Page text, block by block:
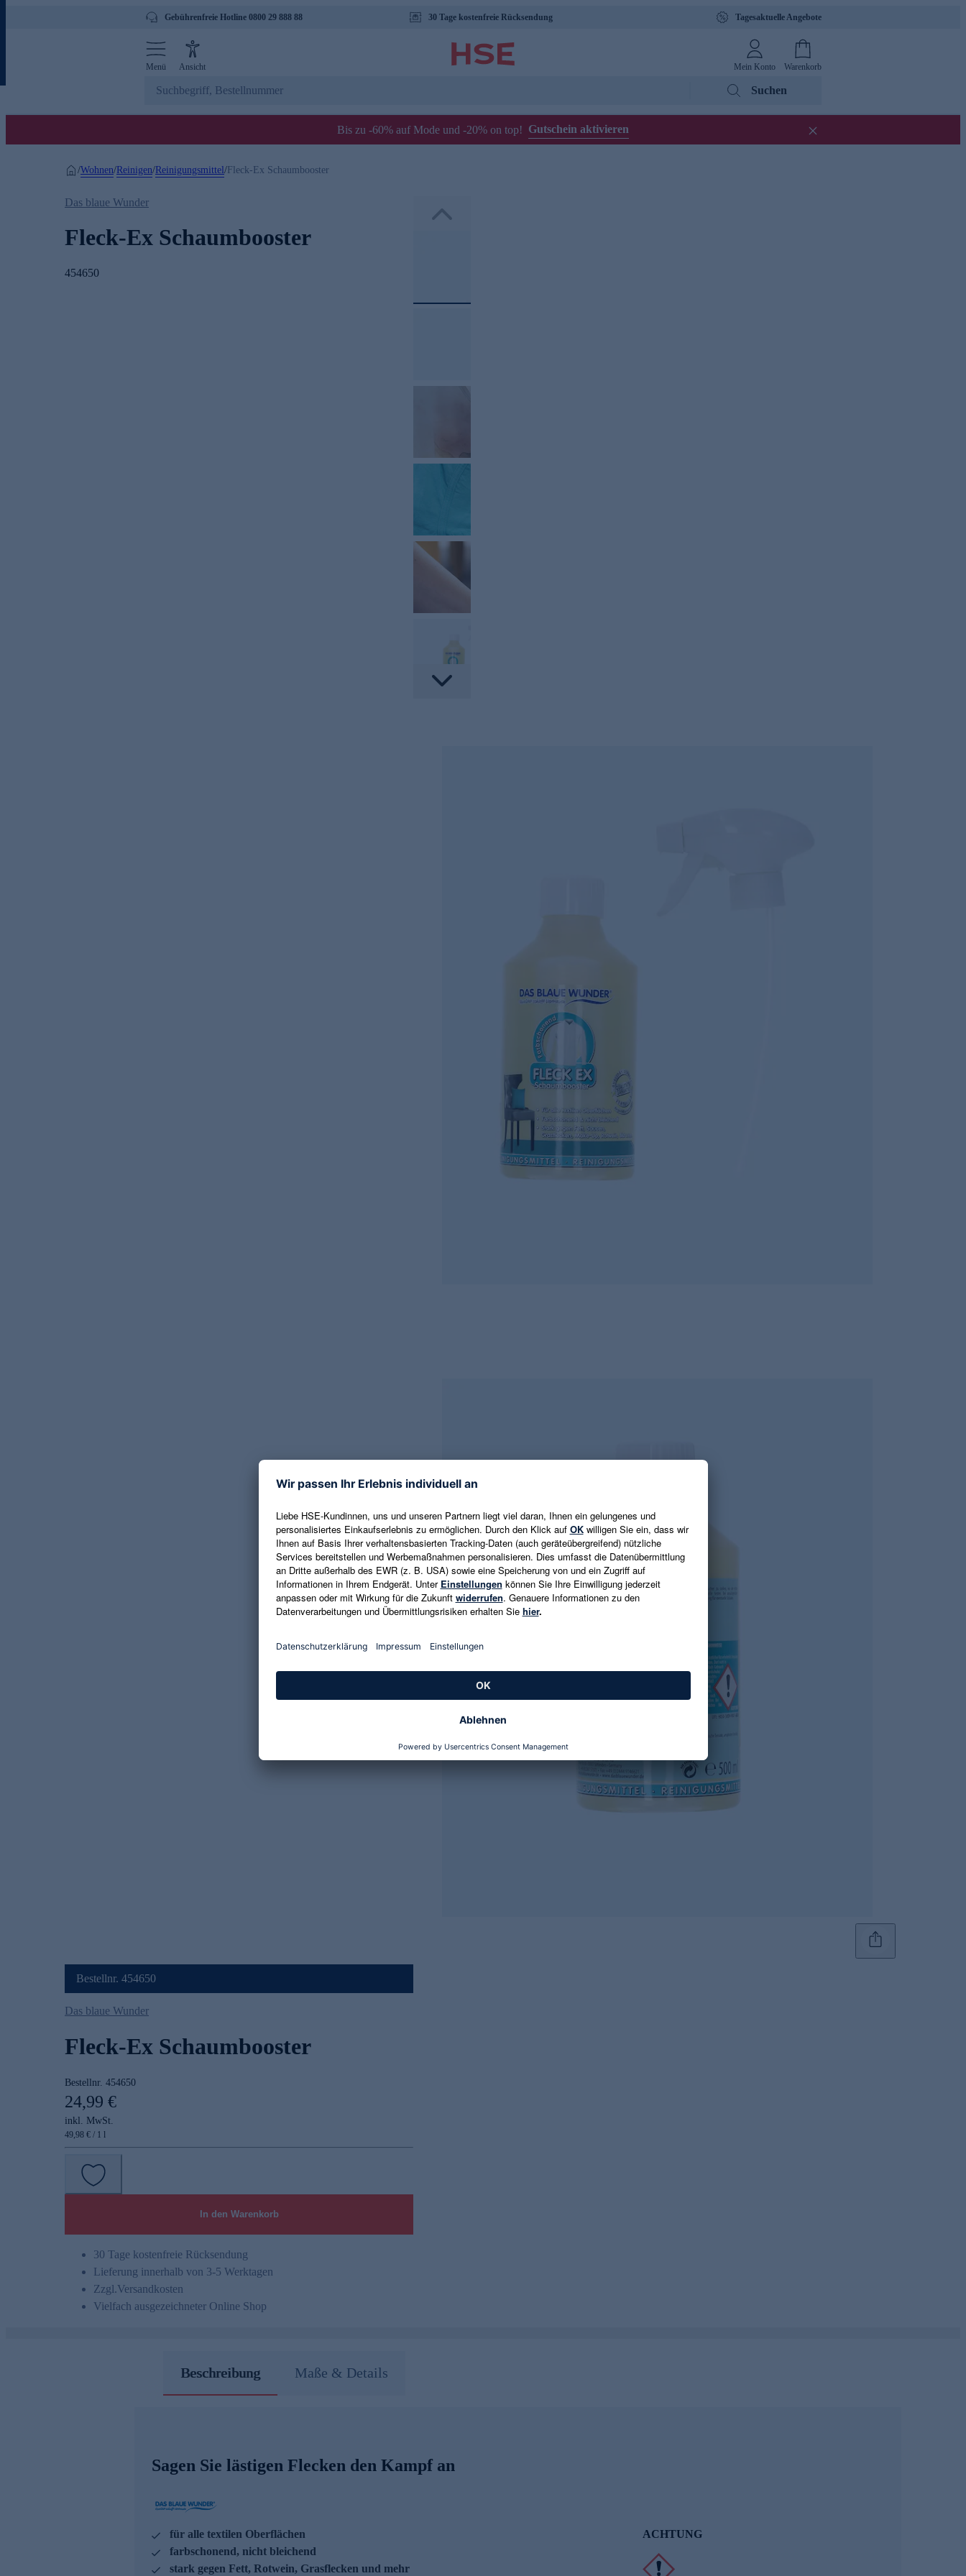
Gebührenfreie Hotline 0800 29 888 88 30 Tage kostenfreie Rücksendung Tagesaktuelle Angebote
Menü Ansicht Mein Konto Warenkorb
Suchen
Bis zu -60% auf Mode und -20% on top! Gutschein aktivieren
/Wohnen/Reinigen/Reinigungsmittel/ Fleck-Ex Schaumbooster
Das blaue Wunder
Fleck-Ex Schaumbooster
454650
Bestellnr. 454650
Das blaue Wunder
Fleck-Ex Schaumbooster
Bestellnr. 454650
24,99 €
inkl. MwSt.
49,98 € / 1 l
In den Warenkorb
30 Tage kostenfreie Rücksendung
Lieferung innerhalb von 3-5 Werktagen
Zzgl.Versandkosten
Vielfach ausgezeichneter Online Shop
Beschreibung Maße & Details
Sagen Sie lästigen Flecken den Kampf an
ACHTUNG
für alle textilen Oberflächen
farbschonend, nicht bleichend
stark gegen Fett, Rotwein, Grasflecken und mehr